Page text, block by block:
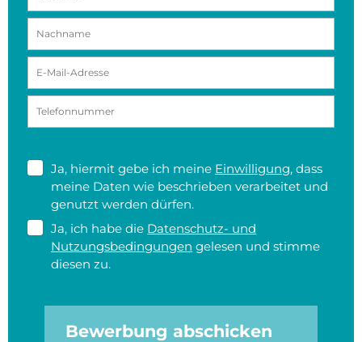
Ja, hiermit gebe ich meine Einwilligung, dass
meine Daten wie beschrieben verarbeitet und
genutzt werden dürfen.
Ja, ich habe die Datenschutz- und
Nutzungsbedingungen gelesen und stimme
diesen zu.
Bewerbung abschicken